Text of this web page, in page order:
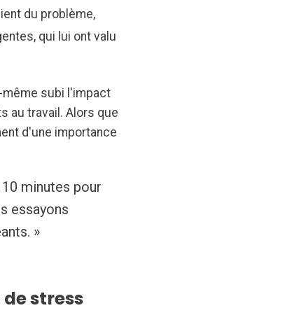
du problème,
qui lui ont valu
même subi l'impact
au travail. Alors que
d'une importance
minutes pour
essayons
»
stress